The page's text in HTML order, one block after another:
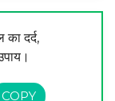
का दर्द,